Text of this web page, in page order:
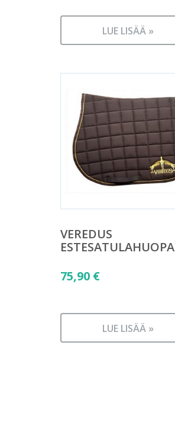
LUE LISÄÄ »
VEREDUS
ESTESATULAHUOPA
75,90 €
LUE LISÄÄ »